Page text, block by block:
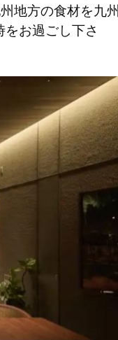
地方の食材を九州
お過ごし下さ